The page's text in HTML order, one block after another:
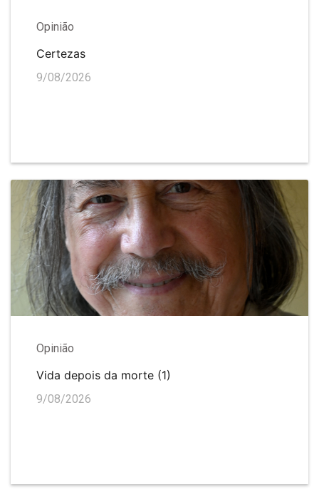
Opinião
Certezas
9/08/2026
Opinião
Vida depois da morte (1)
9/08/2026